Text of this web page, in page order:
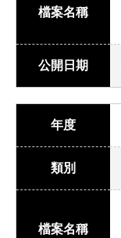
檔案名稱
公開日期
年度
類別
檔案名稱